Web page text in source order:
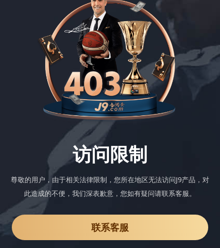
访问限制
尊敬的用户，由于相关法律限制，您所在地区无法访问J9产品，对
此造成的不便，我们深表歉意，您如有疑问请联系客服。
联系客服